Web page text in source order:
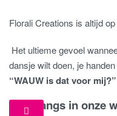
Florali Creations is altijd
Het ultieme gevoel
dansje wilt doen, je
“WAUW is dat voor mij?”
Kom langs in onze